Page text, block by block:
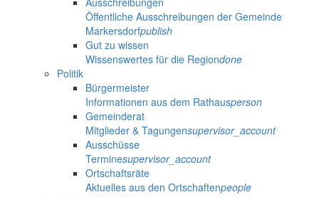
Öffentliche Ausschreibungen der Gemeinde
Markersdorfpublish
Gut zu wissen
Wissenswertes für die Regiondone
Politik
Bürgermeister
Informationen aus dem Rathausperson
Gemeinderat
Mitglieder & Tagungensupervisor_account
Ausschüsse
Terminesupervisor_account
Ortschaftsräte
Aktuelles aus den Ortschaftenpeople